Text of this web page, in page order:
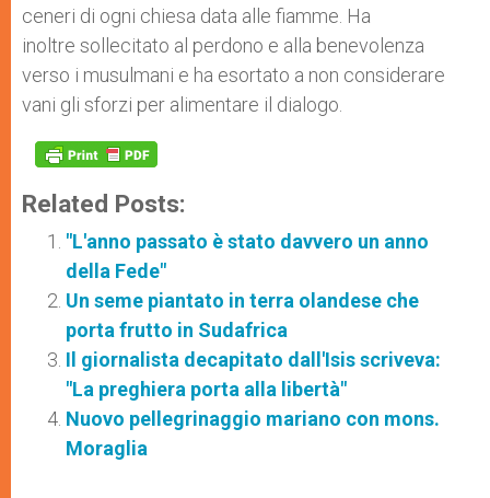
ceneri di ogni chiesa data alle fiamme. Ha
inoltre sollecitato al perdono e alla benevolenza
verso i musulmani e ha esortato a non considerare
vani gli sforzi per alimentare il dialogo.
Related Posts:
"L'anno passato è stato davvero un anno
della Fede"
Un seme piantato in terra olandese che
porta frutto in Sudafrica
Il giornalista decapitato dall'Isis scriveva:
"La preghiera porta alla libertà"
Nuovo pellegrinaggio mariano con mons.
Moraglia